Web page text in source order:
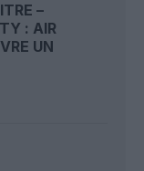
–
: AIR
UN